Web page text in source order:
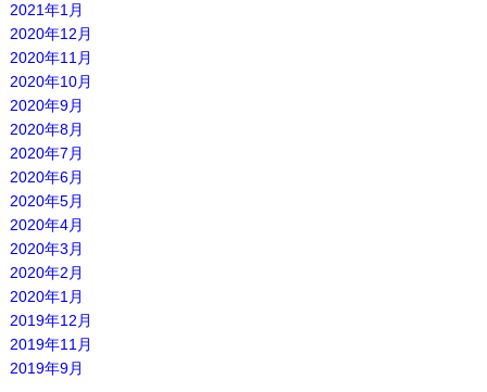
2021年1月
2020年12月
2020年11月
2020年10月
2020年9月
2020年8月
2020年7月
2020年6月
2020年5月
2020年4月
2020年3月
2020年2月
2020年1月
2019年12月
2019年11月
2019年9月